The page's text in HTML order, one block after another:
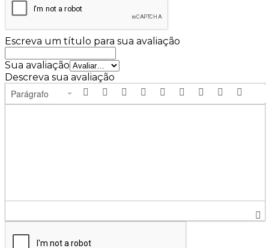
Escreva um título para sua avaliação
Sua avaliação
Descreva sua avaliação
Parágrafo